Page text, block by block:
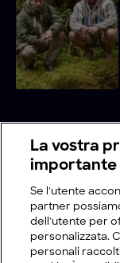
La vostra
importante
Se l'utente
partner
dell'utente per
personalizzata.
personali